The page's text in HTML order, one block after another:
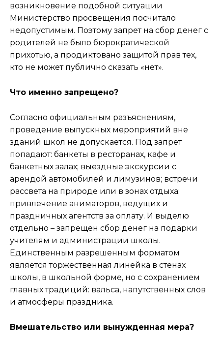
возникновение подобной ситуации
Министерство просвещения посчитало
недопустимым. Поэтому запрет на сбор денег с
родителей не было бюрократической
прихотью, а продиктовано защитой прав тех,
кто не может публично сказать «нет».
Что именно запрещено?
Согласно официальным разъяснениям,
проведение выпускных мероприятий вне
зданий школ не допускается. Под запрет
попадают: банкеты в ресторанах, кафе и
банкетных залах; выездные экскурсии с
арендой автомобилей и лимузинов; встречи
рассвета на природе или в зонах отдыха;
привлечение аниматоров, ведущих и
праздничных агентств за оплату. И выделю
отдельно – запрещен сбор денег на подарки
учителям и администрации школы.
Единственным разрешенным форматом
является торжественная линейка в стенах
школы, в школьной форме, но с сохранением
главных традиций: вальса, напутственных слов
и атмосферы праздника.
Вмешательство или вынужденная мера?